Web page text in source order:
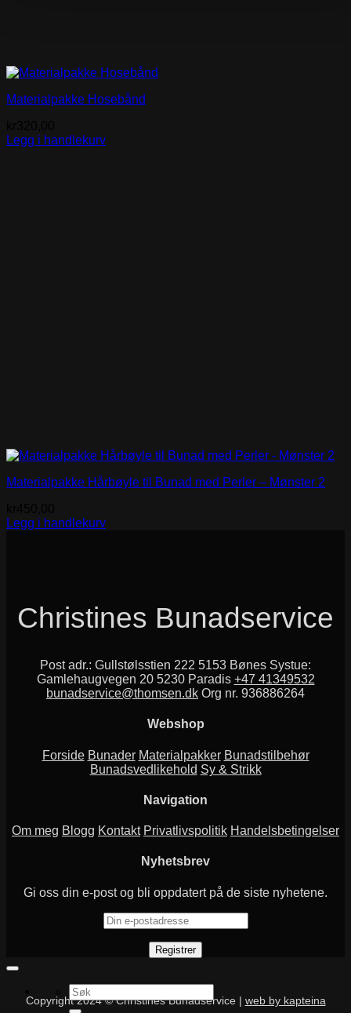
Materialpakke Hosebånd
Legg i handlekurv
Materialpakke Hårbøyle til Bunad med Perler – Mønster 2
Legg i handlekurv
Christines Bunadservice
Post adr.: Gullstølsstien 222 5153 Bønes Systue:
Gamlehaugvegen 20 5230 Paradis +47 41349532
bunadservice@thomsen.dk Org nr. 936886264
Webshop
Forside Bunader Materialpakker Bunadstilbehør
Bunadsvedlikehold Sy & Strikk
Navigation
Om meg Blogg Kontakt Privatlivspolitik Handelsbetingelser
Nyhetsbrev
Gi oss din e-post og bli oppdatert på de siste nyhetene.
Copyright 2024 © Christines Bunadservice | web by kapteina
Søk
etter: